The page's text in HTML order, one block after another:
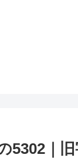
5302｜